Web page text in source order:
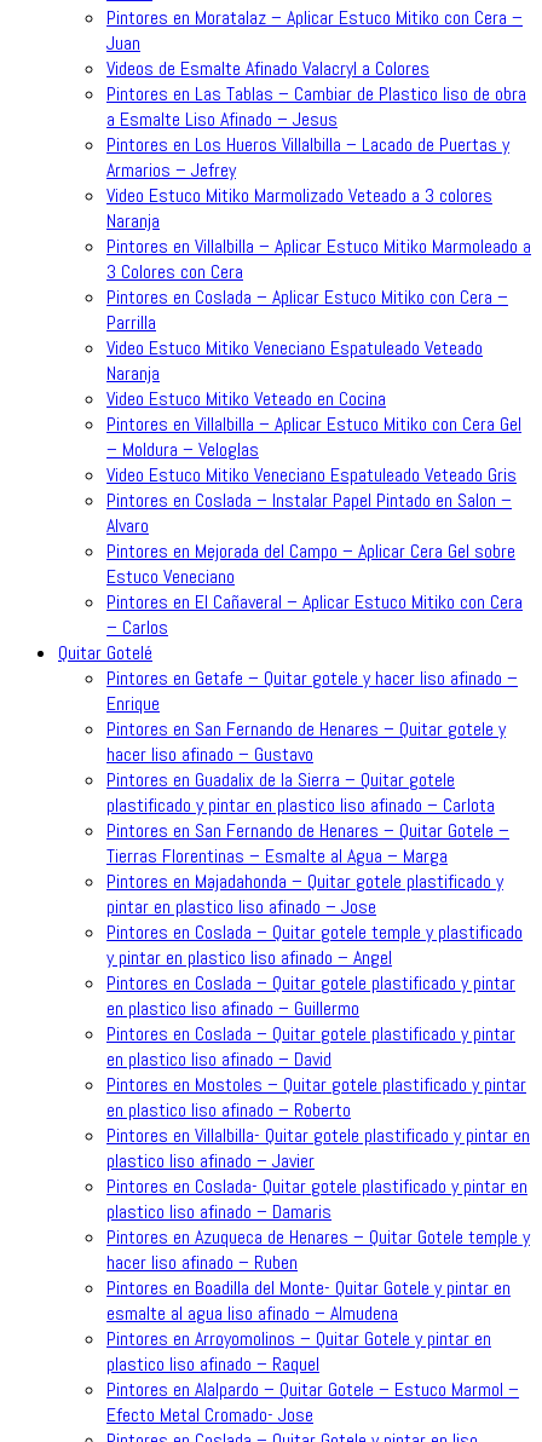
Pintores en Moratalaz – Aplicar Estuco Mitiko con Cera –
Juan
Videos de Esmalte Afinado Valacryl a Colores
Pintores en Las Tablas – Cambiar de Plastico liso de obra
a Esmalte Liso Afinado – Jesus
Pintores en Los Hueros Villalbilla – Lacado de Puertas y
Armarios – Jefrey
Video Estuco Mitiko Marmolizado Veteado a 3 colores
Naranja
Pintores en Villalbilla – Aplicar Estuco Mitiko Marmoleado a
3 Colores con Cera
Pintores en Coslada – Aplicar Estuco Mitiko con Cera –
Parrilla
Video Estuco Mitiko Veneciano Espatuleado Veteado
Naranja
Video Estuco Mitiko Veteado en Cocina
Pintores en Villalbilla – Aplicar Estuco Mitiko con Cera Gel
– Moldura – Veloglas
Video Estuco Mitiko Veneciano Espatuleado Veteado Gris
Pintores en Coslada – Instalar Papel Pintado en Salon –
Alvaro
Pintores en Mejorada del Campo – Aplicar Cera Gel sobre
Estuco Veneciano
Pintores en El Cañaveral – Aplicar Estuco Mitiko con Cera
– Carlos
Quitar Gotelé
Pintores en Getafe – Quitar gotele y hacer liso afinado –
Enrique
Pintores en San Fernando de Henares – Quitar gotele y
hacer liso afinado – Gustavo
Pintores en Guadalix de la Sierra – Quitar gotele
plastificado y pintar en plastico liso afinado – Carlota
Pintores en San Fernando de Henares – Quitar Gotele –
Tierras Florentinas – Esmalte al Agua – Marga
Pintores en Majadahonda – Quitar gotele plastificado y
pintar en plastico liso afinado – Jose
Pintores en Coslada – Quitar gotele temple y plastificado
y pintar en plastico liso afinado – Angel
Pintores en Coslada – Quitar gotele plastificado y pintar
en plastico liso afinado – Guillermo
Pintores en Coslada – Quitar gotele plastificado y pintar
en plastico liso afinado – David
Pintores en Mostoles – Quitar gotele plastificado y pintar
en plastico liso afinado – Roberto
Pintores en Villalbilla- Quitar gotele plastificado y pintar en
plastico liso afinado – Javier
Pintores en Coslada- Quitar gotele plastificado y pintar en
plastico liso afinado – Damaris
Pintores en Azuqueca de Henares – Quitar Gotele temple y
hacer liso afinado – Ruben
Pintores en Boadilla del Monte- Quitar Gotele y pintar en
esmalte al agua liso afinado – Almudena
Pintores en Arroyomolinos – Quitar Gotele y pintar en
plastico liso afinado – Raquel
Pintores en Alalpardo – Quitar Gotele – Estuco Marmol –
Efecto Metal Cromado- Jose